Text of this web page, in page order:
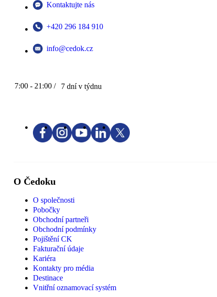
Kontaktujte nás
+420 296 184 910
info@cedok.cz
7:00 - 21:00 / 7 dní v týdnu
O Čedoku
O společnosti
Pobočky
Obchodní partneři
Obchodní podmínky
Pojištění CK
Fakturační údaje
Kariéra
Kontakty pro média
Destinace
Vnitřní oznamovací systém